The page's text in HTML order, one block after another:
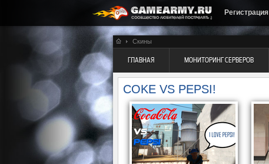
Регистрация
Скины
ГЛАВНАЯ МОНИТОРИНГ СЕРВЕРОВ
COKE VS PEPSI!